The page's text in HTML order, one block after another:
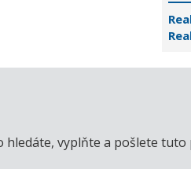
vyplňte a pošlete tuto